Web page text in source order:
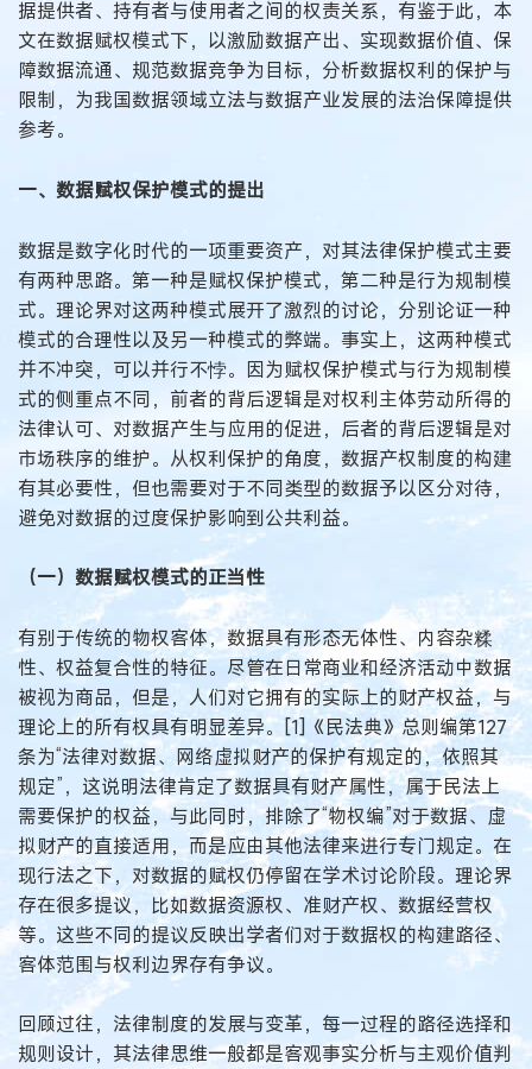
据提供者、持有者与使用者之间的权责关系，有鉴于此，本
文在数据赋权模式下，以激励数据产出、实现数据价值、保
障数据流通、规范数据竞争为目标，分析数据权利的保护与
限制，为我国数据领域立法与数据产业发展的法治保障提供
参考。
一、数据赋权保护模式的提出
数据是数字化时代的一项重要资产，对其法律保护模式主要
有两种思路。第一种是赋权保护模式，第二种是行为规制模
式。理论界对这两种模式展开了激烈的讨论，分别论证一种
模式的合理性以及另一种模式的弊端。事实上，这两种模式
并不冲突，可以并行不悖。因为赋权保护模式与行为规制模
式的侧重点不同，前者的背后逻辑是对权利主体劳动所得的
法律认可、对数据产生与应用的促进，后者的背后逻辑是对
市场秩序的维护。从权利保护的角度，数据产权制度的构建
有其必要性，但也需要对于不同类型的数据予以区分对待，
避免对数据的过度保护影响到公共利益。
（一）数据赋权模式的正当性
有别于传统的物权客体，数据具有形态无体性、内容杂糅
性、权益复合性的特征。尽管在日常商业和经济活动中数据
被视为商品，但是，人们对它拥有的实际上的财产权益，与
理论上的所有权具有明显差异。[1]《民法典》总则编第127
条为“法律对数据、网络虚拟财产的保护有规定的，依照其
规定”，这说明法律肯定了数据具有财产属性，属于民法上
需要保护的权益，与此同时，排除了“物权编”对于数据、虚
拟财产的直接适用，而是应由其他法律来进行专门规定。在
现行法之下，对数据的赋权仍停留在学术讨论阶段。理论界
存在很多提议，比如数据资源权、准财产权、数据经营权
等。这些不同的提议反映出学者们对于数据权的构建路径、
客体范围与权利边界存有争议。
回顾过往，法律制度的发展与变革，每一过程的路径选择和
规则设计，其法律思维一般都是客观事实分析与主观价值判